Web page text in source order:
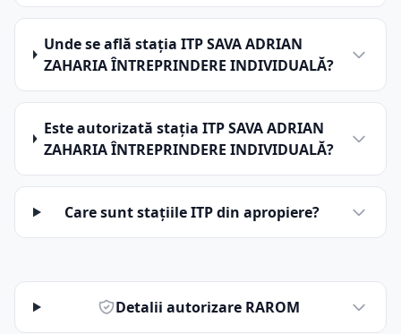
Unde se află stația ITP SAVA ADRIAN
ZAHARIA ÎNTREPRINDERE INDIVIDUALĂ?
Este autorizată stația ITP SAVA ADRIAN
ZAHARIA ÎNTREPRINDERE INDIVIDUALĂ?
Care sunt stațiile ITP din apropiere?
Detalii autorizare RAROM